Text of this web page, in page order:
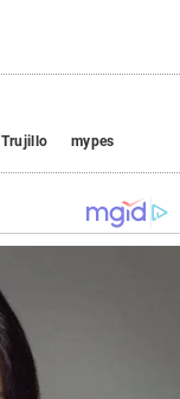
Trujillo mypes